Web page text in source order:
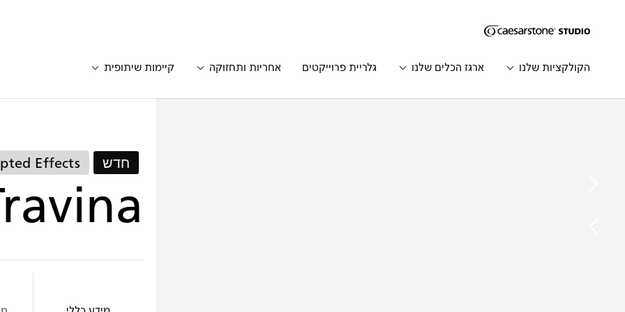
הקולקציות שלנו ארגז הכלים שלנו גלריית פרוייקטים אחריות ותחזוקה קיימות שיתופית
חדש Effects